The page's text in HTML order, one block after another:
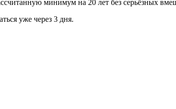
минимум на 20 лет без серьёзных
уже через 3 дня.